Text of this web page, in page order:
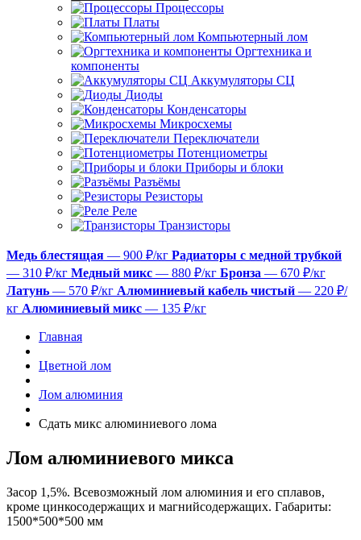
Процессоры
Платы
Компьютерный лом
Оргтехника и
компоненты
Аккумуляторы СЦ
Диоды
Конденсаторы
Микросхемы
Переключатели
Потенциометры
Приборы и блоки
Разъёмы
Резисторы
Реле
Транзисторы
Медь блестящая — 900 ₽/кг Радиаторы с медной трубкой
— 310 ₽/кг Медный микс — 880 ₽/кг Бронза — 670 ₽/кг
Латунь — 570 ₽/кг Алюминиевый кабель чистый — 220 ₽/
кг Алюминиевый микс — 135 ₽/кг
Главная
Цветной лом
Лом алюминия
Сдать микс алюминиевого лома
Лом алюминиевого микса
Засор 1,5%. Всевозможный лом алюминия и его сплавов,
кроме цинкосодержащих и магнийсодержащих. Габариты:
1500*500*500 мм